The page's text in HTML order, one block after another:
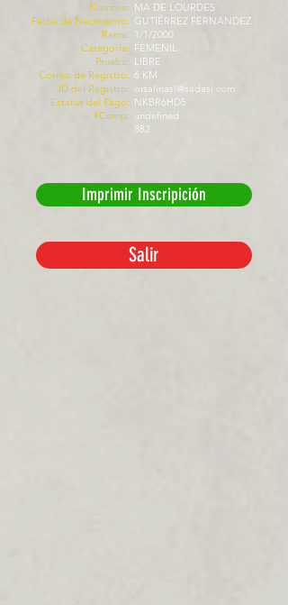
Nombre:
Fecha de Nacimiento:
Rama:
Categoría:
Prueba:
Correo de Registro:
ID del Registro:
Estatus del Pago:
#Comp:
MA DE LOURDES
GUTIÉRREZ FERNANDEZ
1/1/2000
FEMENIL
LIBRE
6 KM
oisalinasl@sadasi.com
NKBR6HD5
undefined
882
Imprimir Inscripición
Salir